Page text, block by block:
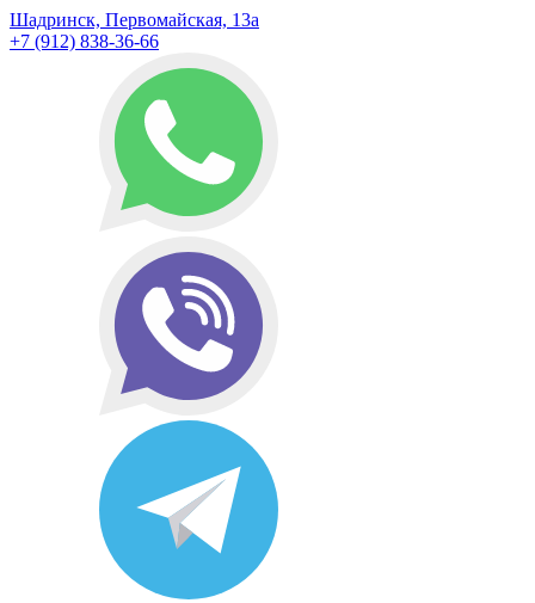
Шадринск, Первомайская, 13а
+7 (912) 838-36-66